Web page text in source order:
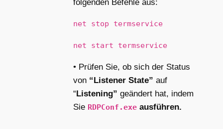
folgenden Befehle aus:
net stop termservice
net start termservice
• Prüfen Sie, ob sich der Status
von “Listener State” auf
“Listening” geändert hat, indem
Sie RDPConf.exe ausführen.